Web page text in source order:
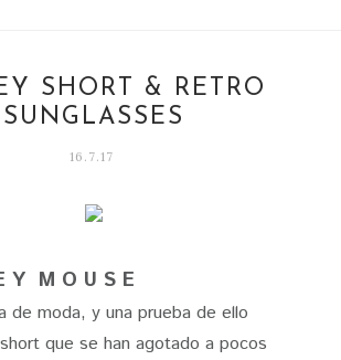
SHORT & RETRO
SUNGLASSES
16.7.17
Y M O U S E
de moda, y una prueba de ello
que se han agotado a pocos